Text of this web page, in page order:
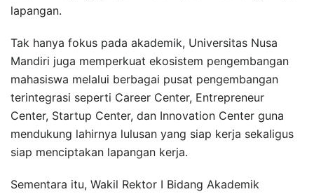
lapangan.
Tak hanya fokus pada akademik, Universitas Nusa
Mandiri juga memperkuat ekosistem pengembangan
mahasiswa melalui berbagai pusat pengembangan
terintegrasi seperti Career Center, Entrepreneur
Center, Startup Center, dan Innovation Center guna
mendukung lahirnya lulusan yang siap kerja sekaligus
siap menciptakan lapangan kerja.
Sementara itu, Wakil Rektor I Bidang Akademik